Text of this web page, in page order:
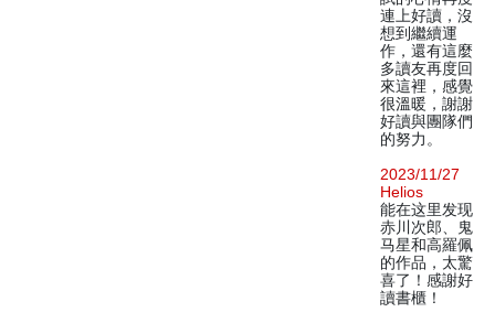
連上好讀，沒
想到繼續運
作，還有這麼
多讀友再度回
來這裡，感覺
很溫暖，謝謝
好讀與團隊們
的努力。
2023/11/27
Helios
能在这里发现
赤川次郎、鬼
马星和高羅佩
的作品，太驚
喜了！感謝好
讀書櫃！